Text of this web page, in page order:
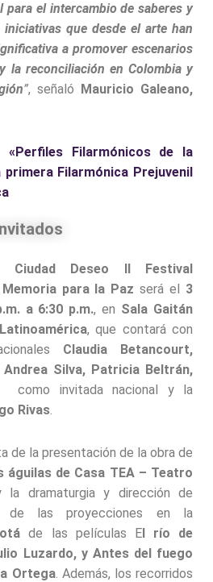
para el intercambio de saberes y
que desde el arte han
a promover escenarios
la reconciliación en Colombia y
”, señaló
Mauricio Galeano,
«Perfiles Filarmónicos de la
primera Filarmónica Prejuvenil
Ciudad Deseo II Festival
para la Paz será el 3
a 6:30 p.m., en Sala Gaitán
, que contará con
Claudia Betancourt,
Silva, Patricia Beltrán,
como invitada nacional y la
Rivas.
de la presentación de la obra de
águilas de Casa TEA – Teatro
la dramaturgia y dirección de
las proyecciones en la
de las películas El río de
Luzardo, y Antes del fuego
Ortega. Además, los recorridos